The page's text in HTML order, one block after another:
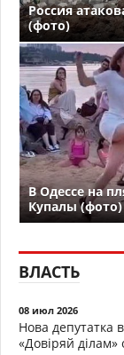
Россия
(фото)
В Одессе на
Купалы (фото)
ВЛАСТЬ
08 июл 2026
Нова депутатка
«Довіряй